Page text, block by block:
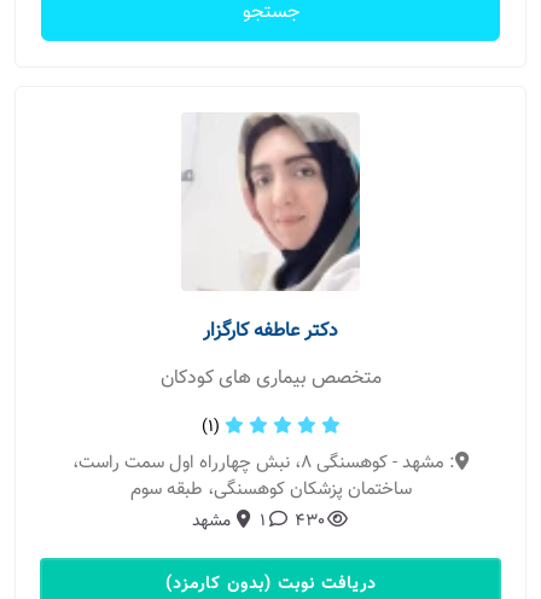
جستجو
دکتر عاطفه کارگزار
متخصص بیماری های کودکان
(1)
: مشهد - کوهسنگی ۸، نبش چهارراه اول سمت راست،
ساختمان پزشکان کوهسنگی، طبقه سوم
430
1 مشهد
دریافت نوبت (بدون کارمزد)